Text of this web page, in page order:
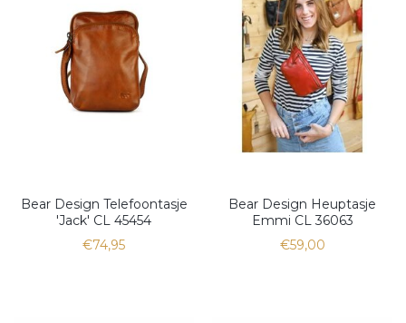
Bear Design Telefoontasje
'Jack' CL 45454
€74,95
Bear Design Heuptasje
Emmi CL 36063
€59,00